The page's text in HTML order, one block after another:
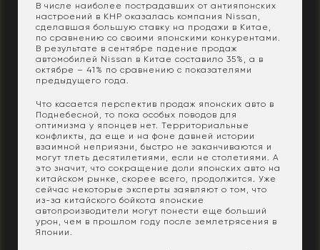
В числе наиболее пострадавших от антияпонских
настроений в КНР оказалась компания Nissan,
сделавшая большую ставку на продажи в Китае,
по сравнению со своими японскими конкурентами.
В результате в сентябре падение продаж
автомобилей Nissan в Китае составило 35%, а в
октябре – 41% по сравнению с показателями
предыдущего года.
Что касается перспектив продаж японских авто в
Поднебесной, то пока особых поводов для
оптимизма у японцев нет. Территориальные
конфликты, да еще и на фоне давней истории
взаимной неприязни, быстро не заканчиваются и
могут тлеть десятилетиями, если не столетиями. А
это значит, что сокращение доли японских авто на
китайском рынке, скорее всего, продолжится. Уже
сейчас некоторые эксперты заявляют о том, что
из-за китайского бойкота японские
автопроизводители могут понести еще больший
урон, чем в прошлом году после землетрясения в
Японии.